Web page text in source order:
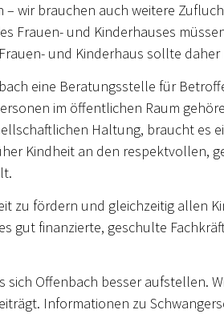
wir brauchen auch weitere
Frauen- und Kinderhauses
und Kinderhaus sollte
eine Beratungsstelle für
im öffentlichen Raum
Haltung, braucht es
Kindheit an den respektvollen,
zu fördern und gleichzeitig allen
gut finanzierte, geschulte
sich Offenbach besser aufstellen.
Informationen zu